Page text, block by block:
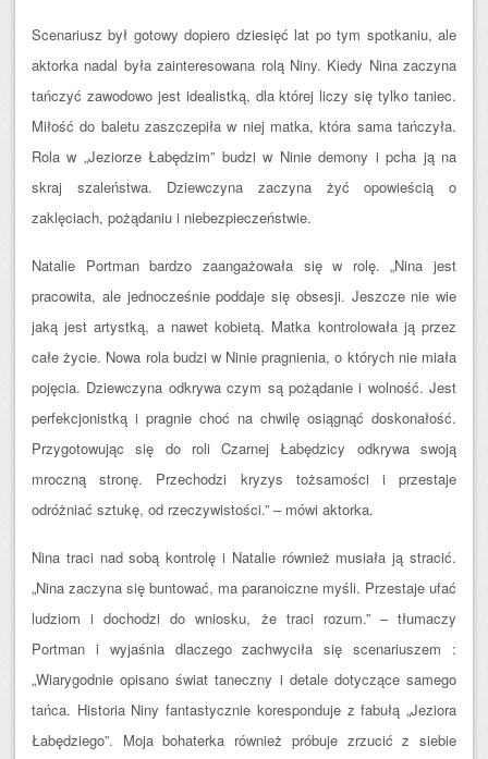
Scenariusz był gotowy dopiero dziesięć lat po tym spotkaniu, ale
aktorka nadal była zainteresowana rolą Niny. Kiedy Nina zaczyna
tańczyć zawodowo jest idealistką, dla której liczy się tylko taniec.
Miłość do baletu zaszczepiła w niej matka, która sama tańczyła.
Rola w „Jeziorze Łabędzim” budzi w Ninie demony i pcha ją na
skraj szaleństwa. Dziewczyna zaczyna żyć opowieścią o
zaklęciach, pożądaniu i niebezpieczeństwie.
Natalie Portman bardzo zaangażowała się w rolę. „Nina jest
pracowita, ale jednocześnie poddaje się obsesji. Jeszcze nie wie
jaką jest artystką, a nawet kobietą. Matka kontrolowała ją przez
całe życie. Nowa rola budzi w Ninie pragnienia, o których nie miała
pojęcia. Dziewczyna odkrywa czym są pożądanie i wolność. Jest
perfekcjonistką i pragnie choć na chwilę osiągnąć doskonałość.
Przygotowując się do roli Czarnej Łabędzicy odkrywa swoją
mroczną stronę. Przechodzi kryzys tożsamości i przestaje
odróżniać sztukę, od rzeczywistości.” – mówi aktorka.
Nina traci nad sobą kontrolę i Natalie również musiała ją stracić.
„Nina zaczyna się buntować, ma paranoiczne myśli. Przestaje ufać
ludziom i dochodzi do wniosku, że traci rozum.” – tłumaczy
Portman i wyjaśnia dlaczego zachwyciła się scenariuszem :
„Wiarygodnie opisano świat taneczny i detale dotyczące samego
tańca. Historia Niny fantastycznie koresponduje z fabułą „Jeziora
Łabędziego”. Moja bohaterka również próbuje zrzucić z siebie